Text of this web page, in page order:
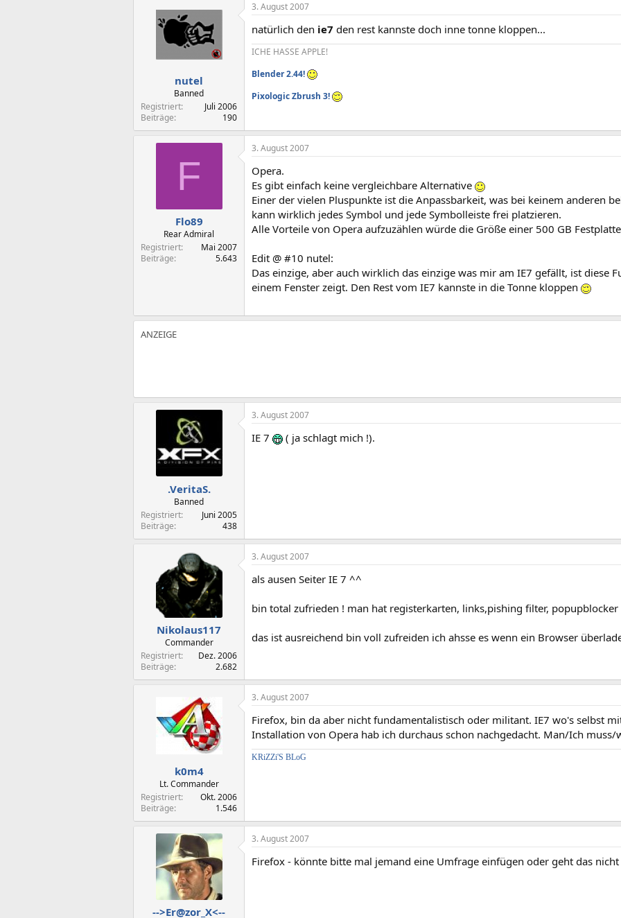
nutel
Banned
Registriert
Juli 2006
Beiträge
190
3. August 2007
natürlich den ie7 den rest kannste doch inne tonne kloppen...
ICHE HASSE APPLE!
Blender 2.44!
Pixologic Zbrush 3!
F
Flo89
Rear Admiral
Registriert
Mai 2007
Beiträge
5.643
3. August 2007
Opera.
Es gibt einfach keine vergleichbare Alternative
Einer der vielen Pluspunkte ist die Anpassbarkeit, was bei keinem anderen
kann wirklich jedes Symbol und jede Symbolleiste frei platzieren.
Alle Vorteile von Opera aufzuzählen würde die Größe einer 500 GB
Edit @ #10 nutel:
Das einzige, aber auch wirklich das einzige was mir am IE7 gefällt, ist diese
einem Fenster zeigt. Den Rest vom IE7 kannste in die Tonne kloppen
.VeritaS.
Banned
Registriert
Juni 2005
Beiträge
438
3. August 2007
IE 7 ( ja schlagt mich !).
Nikolaus117
Commander
Registriert
Dez. 2006
Beiträge
2.682
3. August 2007
als ausen Seiter IE 7 ^^
bin total zufrieden ! man hat registerkarten, links,pishing filter, popupblocker
das ist ausreichend bin voll zufreiden ich ahsse es wenn ein Browser
k0m4
Lt. Commander
Registriert
Okt. 2006
Beiträge
1.546
3. August 2007
Firefox, bin da aber nicht fundamentalistisch oder militant. IE7 wo's selbst
Installation von Opera hab ich durchaus schon nachgedacht. Man/Ich muss/
KRiZZi'S BLoG
-->Er@zor_X<--
3. August 2007
Firefox - könnte bitte mal jemand eine Umfrage einfügen oder geht das nicht